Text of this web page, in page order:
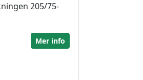
205/75-
Mer info